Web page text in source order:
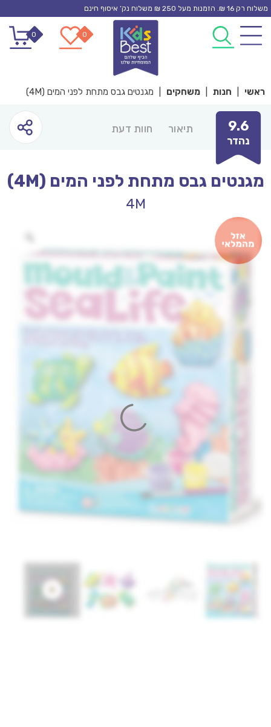
Skip
content
משלוח רק 16 ₪. הזמנות מעל 250 ₪ משלוח נק’ איסוף חינם
0
0
ראשי חנות משחקים מגנטים גבס מתחת לפני המים (4M)
9.6
נהדר
תיאור חוות דעת
מגנטים גבס מתחת לפני המים (4M)
4M